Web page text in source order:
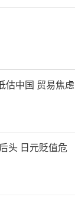
估中国 贸易焦虑
头 日元贬值危